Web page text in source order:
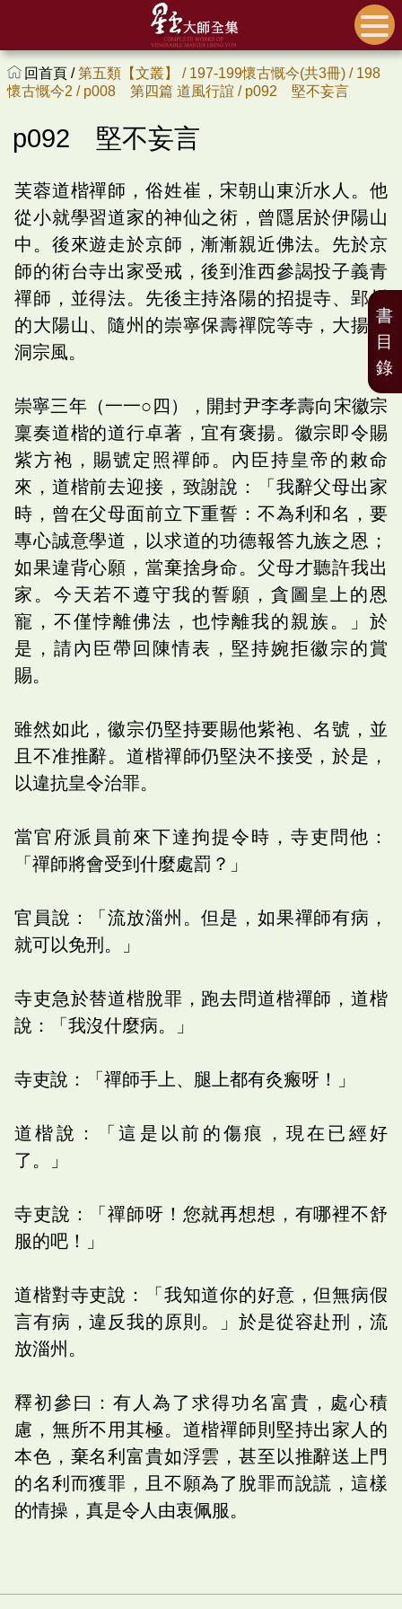
回首頁 /第五類【文叢】 / 197-199懷古慨今(共3冊) / 198
懷古慨今2 / p008 第四篇 道風行誼 / p092 堅不妄言
p092 堅不妄言
芙蓉道楷禪師，俗姓崔，宋朝山東沂水人。他
從小就學習道家的神仙之術，曾隱居於伊陽山
中。後來遊走於京師，漸漸親近佛法。先於京
師的術台寺出家受戒，後到淮西參謁投子義青
禪師，並得法。先後主持洛陽的招提寺、郢州
的大陽山、隨州的崇寧保壽禪院等寺，大揚曹
洞宗風。
崇寧三年（一一○四），開封尹李孝壽向宋徽宗
稟奏道楷的道行卓著，宜有褒揚。徽宗即令賜
紫方袍，賜號定照禪師。內臣持皇帝的敕命
來，道楷前去迎接，致謝說：「我辭父母出家
時，曾在父母面前立下重誓：不為利和名，要
專心誠意學道，以求道的功德報答九族之恩；
如果違背心願，當棄捨身命。父母才聽許我出
家。今天若不遵守我的誓願，貪圖皇上的恩
寵，不僅悖離佛法，也悖離我的親族。」於
是，請內臣帶回陳情表，堅持婉拒徽宗的賞
賜。
雖然如此，徽宗仍堅持要賜他紫袍、名號，並
且不准推辭。道楷禪師仍堅決不接受，於是，
以違抗皇令治罪。
當官府派員前來下達拘提令時，寺吏問他：
「禪師將會受到什麼處罰？」
官員說：「流放淄州。但是，如果禪師有病，
就可以免刑。」
寺吏急於替道楷脫罪，跑去問道楷禪師，道楷
說：「我沒什麼病。」
寺吏說：「禪師手上、腿上都有灸瘢呀！」
道楷說：「這是以前的傷痕，現在已經好
了。」
寺吏說：「禪師呀！您就再想想，有哪裡不舒
服的吧！」
道楷對寺吏說：「我知道你的好意，但無病假
言有病，違反我的原則。」於是從容赴刑，流
放淄州。
釋初參曰：有人為了求得功名富貴，處心積
慮，無所不用其極。道楷禪師則堅持出家人的
本色，棄名利富貴如浮雲，甚至以推辭送上門
的名利而獲罪，且不願為了脫罪而說謊，這樣
的情操，真是令人由衷佩服。
書
目
錄